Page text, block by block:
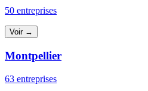
50 entreprises
Voir →
Montpellier
63 entreprises